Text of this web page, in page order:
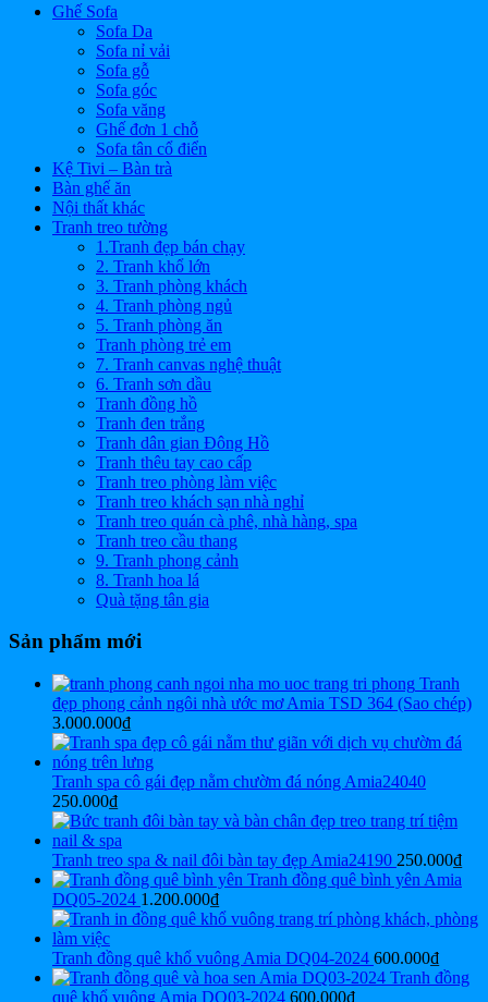
Ghế Sofa
Sofa Da
Sofa nỉ vải
Sofa gỗ
Sofa góc
Sofa văng
Ghế đơn 1 chỗ
Sofa tân cổ điển
Kệ Tivi – Bàn trà
Bàn ghế ăn
Nội thất khác
Tranh treo tường
1.Tranh đẹp bán chạy
2. Tranh khổ lớn
3. Tranh phòng khách
4. Tranh phòng ngủ
5. Tranh phòng ăn
Tranh phòng trẻ em
7. Tranh canvas nghệ thuật
6. Tranh sơn dầu
Tranh đồng hồ
Tranh đen trắng
Tranh dân gian Đông Hồ
Tranh thêu tay cao cấp
Tranh treo phòng làm việc
Tranh treo khách sạn nhà nghỉ
Tranh treo quán cà phê, nhà hàng, spa
Tranh treo cầu thang
9. Tranh phong cảnh
8. Tranh hoa lá
Quà tặng tân gia
Sản phẩm mới
Tranh
đẹp phong cảnh ngôi nhà ước mơ Amia TSD 364 (Sao chép)
3.000.000₫
Tranh spa cô gái đẹp nằm chườm đá nóng Amia24040
250.000₫
Tranh treo spa & nail đôi bàn tay đẹp Amia24190 250.000₫
Tranh đồng quê bình yên Amia
DQ05-2024 1.200.000₫
Tranh đồng quê khổ vuông Amia DQ04-2024 600.000₫
Tranh đồng
quê khổ vuông Amia DQ03-2024 600.000₫